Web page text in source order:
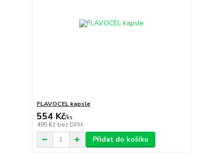
FLAVOCEL kapsle
554 Kč/ks
495 Kč bez DPH
Přidat do košíku